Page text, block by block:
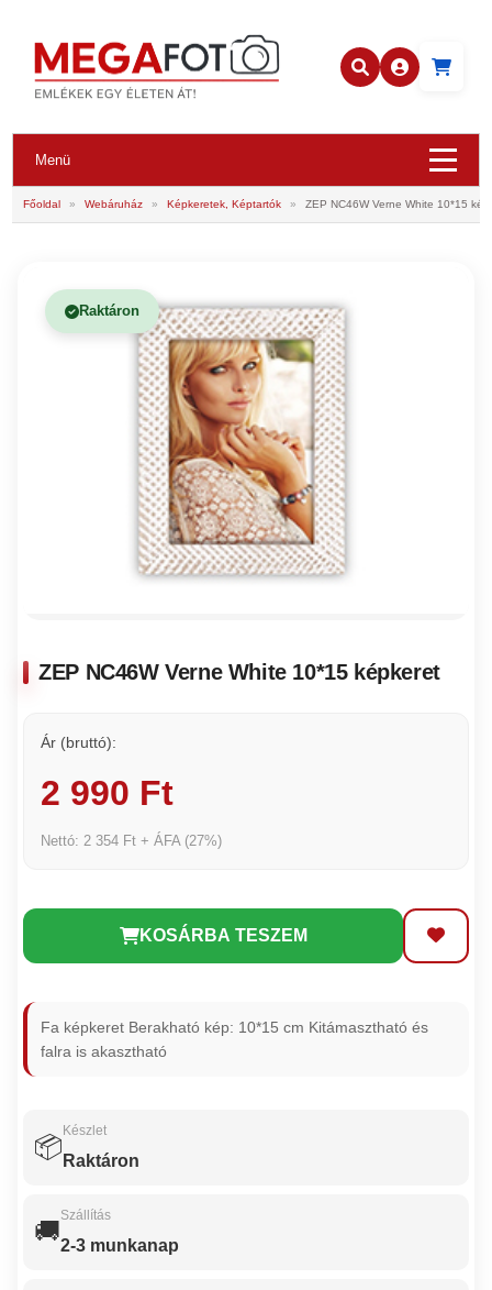
Menü
Főoldal » Webáruház » Képkeretek, Képtartók » ZEP NC46W Verne White 10*15
Raktáron
ZEP NC46W Verne White 10*15 képkeret
Ár (bruttó):
2 990 Ft
Nettó: 2 354 Ft + ÁFA (27%)
KOSÁRBA TESZEM
Fa képkeret Berakható kép: 10*15 cm Kitámasztható és
falra is akasztható
📦
Készlet
Raktáron
🚚
Szállítás
2-3 munkanap